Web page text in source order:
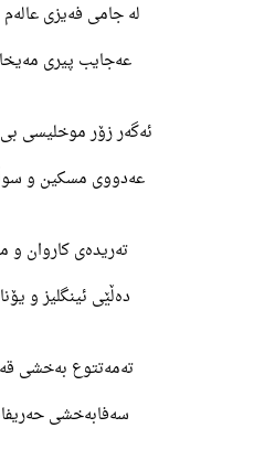
لە جامی فەیزی
عەجایب پیری
ئەگەر زۆر موخلیسی
عەدووی مسکین و
تەریدەی کاروان و
دەڵێی ئینگلیز و
تەمەتتوع بەخشی
سەفابەخشی